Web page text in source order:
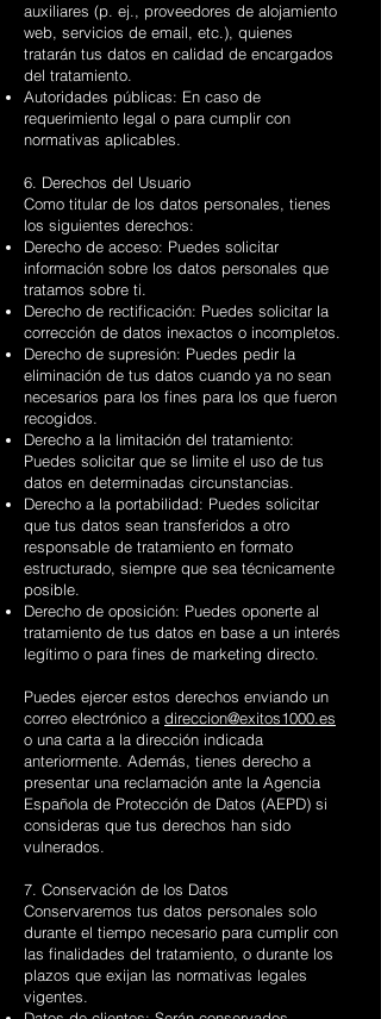
auxiliares (p. ej., proveedores de alojamiento
web, servicios de email, etc.), quienes
tratarán tus datos en calidad de encargados
del tratamiento.
Autoridades públicas: En caso de
requerimiento legal o para cumplir con
normativas aplicables.
6. Derechos del Usuario
Como titular de los datos personales, tienes
los siguientes derechos:
Derecho de acceso: Puedes solicitar
información sobre los datos personales que
tratamos sobre ti.
Derecho de rectificación: Puedes solicitar la
corrección de datos inexactos o incompletos.
Derecho de supresión: Puedes pedir la
eliminación de tus datos cuando ya no sean
necesarios para los fines para los que fueron
recogidos.
Derecho a la limitación del tratamiento:
Puedes solicitar que se limite el uso de tus
datos en determinadas circunstancias.
Derecho a la portabilidad: Puedes solicitar
que tus datos sean transferidos a otro
responsable de tratamiento en formato
estructurado, siempre que sea técnicamente
posible.
Derecho de oposición: Puedes oponerte al
tratamiento de tus datos en base a un interés
legítimo o para fines de marketing directo.
Puedes ejercer estos derechos enviando un
correo electrónico a direccion@exitos1000.es
o una carta a la dirección indicada
anteriormente. Además, tienes derecho a
presentar una reclamación ante la Agencia
Española de Protección de Datos (AEPD) si
consideras que tus derechos han sido
vulnerados.
7. Conservación de los Datos
Conservaremos tus datos personales solo
durante el tiempo necesario para cumplir con
las finalidades del tratamiento, o durante los
plazos que exijan las normativas legales
vigentes.